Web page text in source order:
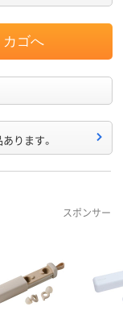
カゴへ
ります。
スポンサー